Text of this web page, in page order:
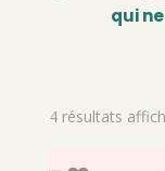
qui
4 résultats